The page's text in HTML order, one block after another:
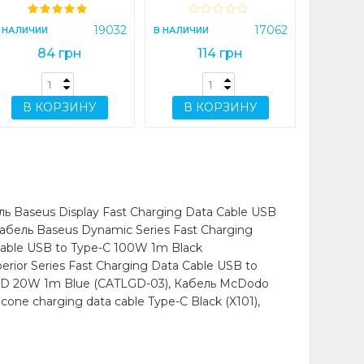
НАЛИЧИИ 19032
84 грн
В КОРЗИНУ
White (CATYS-02)
В НАЛИЧИИ 17062
114 грн
В КОРЗИНУ
Baseus Display Fast Charging Data Cable USB
Baseus Dynamic Series Fast Charging
USB to Type-C 100W 1m Black
Series Fast Charging Data Cable USB to
20W 1m Blue (CATLGD-03), Кабель McDodo
charging data cable Type-C Black (X101),